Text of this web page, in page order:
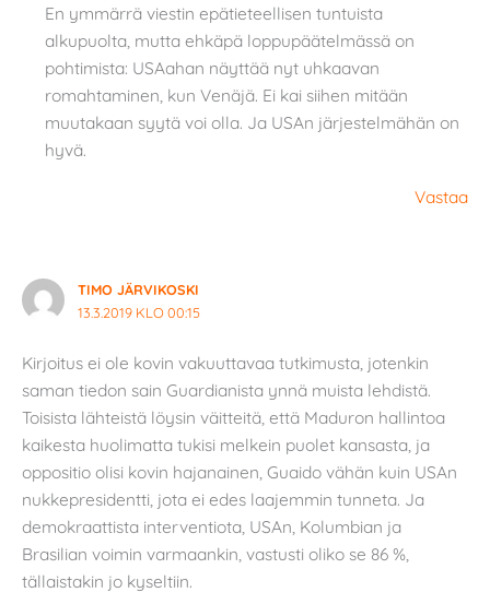
En ymmärrä viestin epätieteellisen tuntuista
alkupuolta, mutta ehkäpä loppupäätelmässä on
pohtimista: USAahan näyttää nyt uhkaavan
romahtaminen, kun Venäjä. Ei kai siihen mitään
muutakaan syytä voi olla. Ja USAn järjestelmähän on
hyvä.
Vastaa
TIMO JÄRVIKOSKI
13.3.2019 KLO 00:15
Kirjoitus ei ole kovin vakuuttavaa tutkimusta, jotenkin
saman tiedon sain Guardianista ynnä muista lehdistä.
Toisista lähteistä löysin väitteitä, että Maduron hallintoa
kaikesta huolimatta tukisi melkein puolet kansasta, ja
oppositio olisi kovin hajanainen, Guaido vähän kuin USAn
nukkepresidentti, jota ei edes laajemmin tunneta. Ja
demokraattista interventiota, USAn, Kolumbian ja
Brasilian voimin varmaankin, vastusti oliko se 86 %,
tällaistakin jo kyseltiin.